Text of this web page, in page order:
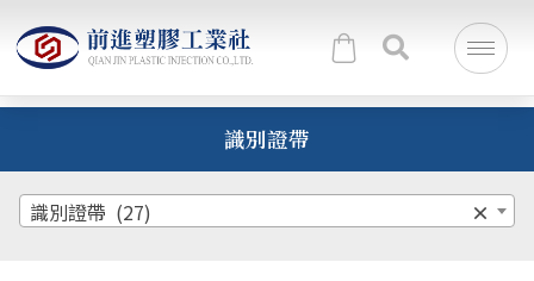
識別證帶
×
識別證帶 (27)